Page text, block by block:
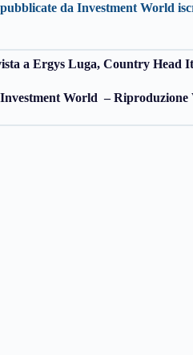
da Investment World
a Ergys Luga, Country Head
World –